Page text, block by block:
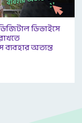
ডিভাইসে
ব্যবহার অত্যন্ত